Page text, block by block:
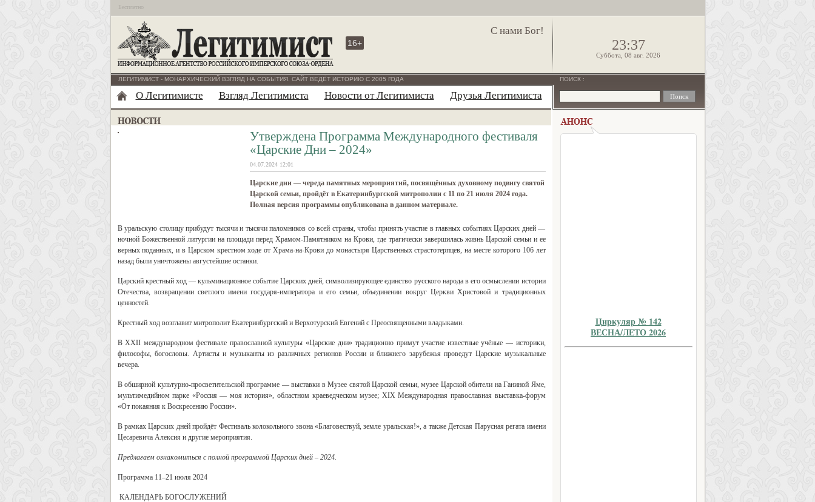
Бесплатно
С нами Бог!
16+ 23:37
Суббота, 08 авг. 2026
ЛЕГИТИМИСТ - МОНАРХИЧЕСКИЙ ВЗГЛЯД НА СОБЫТИЯ. САЙТ ВЕДЁТ ИСТОРИЮ С 2005 ГОДА
О Легитимисте Взгляд Легитимиста Новости от Легитимиста Друзья Легитимиста
Утверждена Программа Международного фестиваля
«Царские Дни – 2024»
04.07.2024 12:01
Царские дни — череда памятных мероприятий, посвящённых духовному подвигу святой
Царской семьи, пройдёт в Екатеринбургской митрополии с 11 по 21 июля 2024 года.
Полная версия программы опубликована в данном материале.
В уральскую столицу прибудут тысячи и тысячи паломников со всей страны, чтобы принять участие в главных событиях Царских дней —
ночной Божественной литургии на площади перед Храмом-Памятником на Крови, где трагически завершилась жизнь Царской семьи и ее
верных поданных, и в Царском крестном ходе от Храма-на-Крови до монастыря Царственных страстотерпцев, на месте которого 106 лет
назад были уничтожены августейшие останки.
Царский крестный ход — кульминационное событие Царских дней, символизирующее единство русского народа в его осмыслении истории
Отечества, возвращении светлого имени государя-императора и его семьи, объединении вокруг Церкви Христовой и традиционных
ценностей.
Крестный ход возглавит митрополит Екатеринбургский и Верхотурский Евгений с Преосвященными владыками.
В XXII международном фестивале православной культуры «Царские дни» традиционно примут участие известные учёные — историки,
философы, богословы. Артисты и музыканты из различных регионов России и ближнего зарубежья проведут Царские музыкальные
вечера.
В обширной культурно-просветительской программе — выставки в Музее святой Царской семьи, музее Царской обители на Ганиной Яме,
мультимедийном парке «Россия — моя история», областном краеведческом музее; XIX Международная православная выставка-форум
«От покаяния к Воскресению России».
В рамках Царских дней пройдёт Фестиваль колокольного звона «Благовествуй, земле уральская!», а также Детская Парусная регата имени
Цесаревича Алексия и другие мероприятия.
Предлагаем ознакомиться с полной программой Царских дней – 2024.
Программа 11–21 июля 2024
КАЛЕНДАРЬ БОГОСЛУЖЕНИЙ
ПОИСК :
Циркуляр № 142
ВЕСНА/ЛЕТО 2026